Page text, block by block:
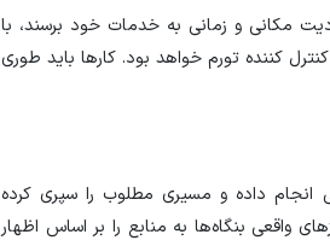
مکانی و زمانی به خدمات خود برسند، با
کننده تورم خواهد بود. کار‌ها باید طوری
انجام داده و مسیری مطلوب را سپری کرده
واقعی بنگاه‌ها به منابع را بر اساس اظهار